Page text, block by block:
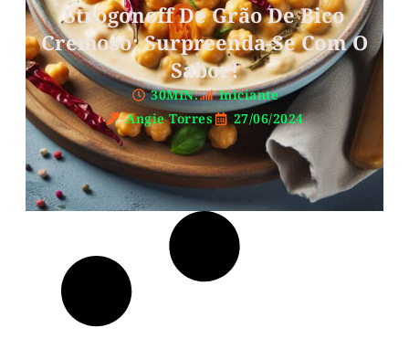
Strogonoff De Grão De Bico
Cremoso: Surpreenda-Se Com O
Sabor!
30MIN.
Iniciante
Angie Torres
27/06/2024